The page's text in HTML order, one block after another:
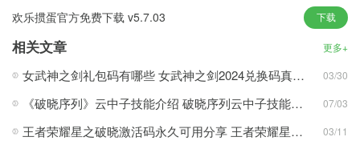
游戏中的高科技武器装备让你身临其境地体验风暴战舰的威力。
舰队在公海上集结，向敌营进军，十分壮观，有人挡杀人、神挡杀
神的气势。
避其锋利，攻其要害， 战舰建造策略搭配自由度很高。
欢乐掼蛋官方免费下载 v5.7.03 下载
相关文章 更多+
女武神之剑礼包码有哪些 女武神之剑2024兑换码真实有效 03/30
《破晓序列》云中子技能介绍 破晓序列云中子技能是什么 07/03
王者荣耀星之破晓激活码永久可用分享 王者荣耀星之破晓2024兑换码汇总 03/11